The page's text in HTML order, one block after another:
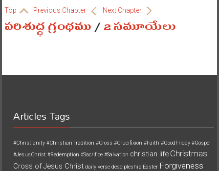
Top Previous Chapter Next Chapter
పరిశుద్ధ గ్రంథము/2 సమూయేలు
Articles Tags
#Christianity #ChristianTradition #Cross #Crucifixion #Faith #GoodFriday #Gospel
#JesusChrist #Redemption #Sacrifice #Salvation christian life Christmas
Cross of Jesus Christ daily verse descipleship Easter Forgiveness